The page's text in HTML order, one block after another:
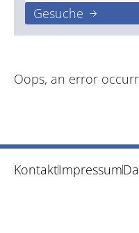
Gesuche
Oops, an error
KontaktImpressum